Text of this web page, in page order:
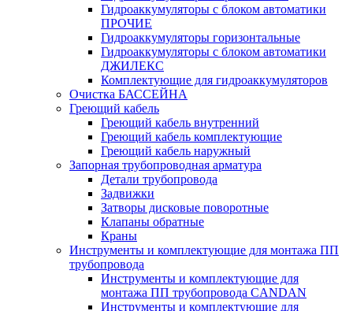
Гидроаккумуляторы с блоком автоматики
ПРОЧИЕ
Гидроаккумуляторы горизонтальные
Гидроаккумуляторы с блоком автоматики
ДЖИЛЕКС
Комплектующие для гидроаккумуляторов
Очистка БАССЕЙНА
Греющий кабель
Греющий кабель внутренний
Греющий кабель комплектующие
Греющий кабель наружный
Запорная трубопроводная арматура
Детали трубопровода
Задвижки
Затворы дисковые поворотные
Клапаны обратные
Краны
Инструменты и комплектующие для монтажа ПП
трубопровода
Инструменты и комплектующие для
монтажа ПП трубопровода CANDAN
Инструменты и комплектующие для